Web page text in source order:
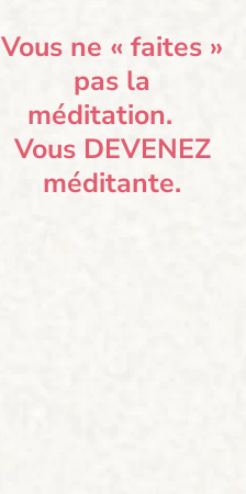
Vous ne « faites »
pas la
méditation.
Vous DEVENEZ
méditante.